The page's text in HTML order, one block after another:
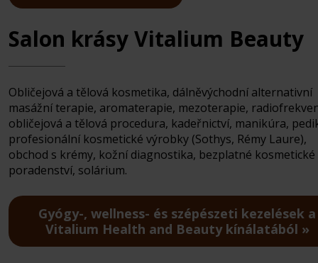
Salon krásy Vitalium Beauty
Obličejová a tělová kosmetika, dálněvýchodní alternativní
masážní terapie, aromaterapie, mezoterapie,
obličejová a tělová procedura, kadeřnictví, manikúra,
profesionální kosmetické výrobky (Sothys, Rémy Laure),
obchod s krémy, kožní diagnostika, bezplatné kosmetické
poradenství, solárium.
Gyógy-, wellness- és szépészeti kezelések a
Vitalium Health and Beauty kínálatából